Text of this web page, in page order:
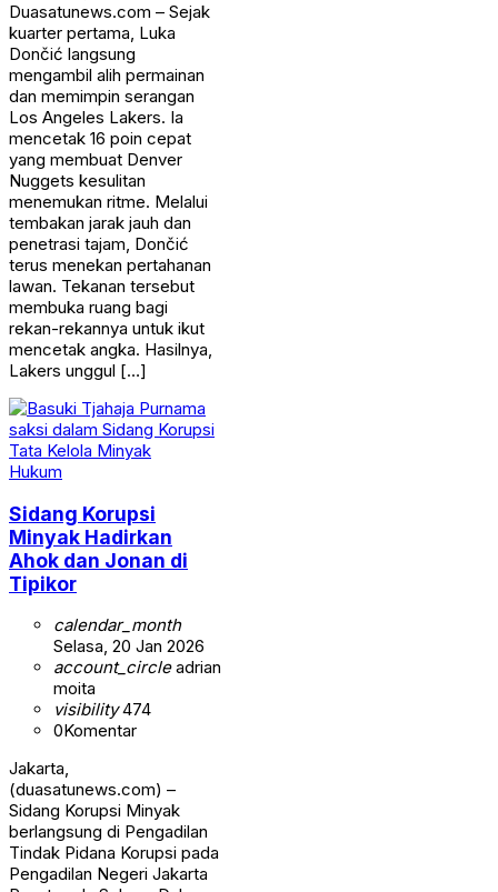
Duasatunews.com – Sejak
kuarter pertama, Luka
Dončić langsung
mengambil alih permainan
dan memimpin serangan
Los Angeles Lakers. Ia
mencetak 16 poin cepat
yang membuat Denver
Nuggets kesulitan
menemukan ritme. Melalui
tembakan jarak jauh dan
penetrasi tajam, Dončić
terus menekan pertahanan
lawan. Tekanan tersebut
membuka ruang bagi
rekan-rekannya untuk ikut
mencetak angka. Hasilnya,
Lakers unggul […]
Hukum
Sidang Korupsi
Minyak Hadirkan
Ahok dan Jonan di
Tipikor
calendar_month
Selasa, 20 Jan 2026
account_circleadrian
moita
visibility474
0Komentar
Jakarta,
(duasatunews.com) –
Sidang Korupsi Minyak
berlangsung di Pengadilan
Tindak Pidana Korupsi pada
Pengadilan Negeri Jakarta